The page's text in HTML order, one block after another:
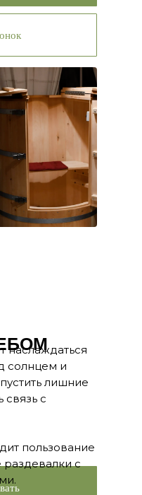
наслаждаться
солнцем и
лишние
связь с
пользование
с